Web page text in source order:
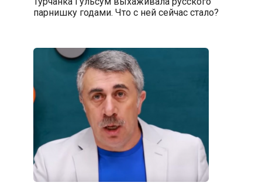
парнишку годами. Что с ней сейчас стало?